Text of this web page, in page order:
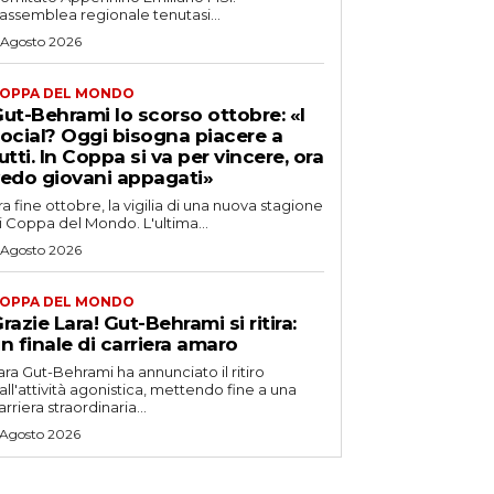
regionale tenutasi...
2026
DEL MONDO
Behrami lo scorso ottobre: «I
Oggi bisogna piacere a
In Coppa si va per vincere, ora
giovani appagati»
fine ottobre, la vigilia di una nuova stagione
Coppa del Mondo. L'ultima...
2026
DEL MONDO
Lara! Gut-Behrami si ritira:
finale di carriera amaro
Gut-Behrami ha annunciato il ritiro
agonistica, mettendo fine a una
straordinaria...
2026